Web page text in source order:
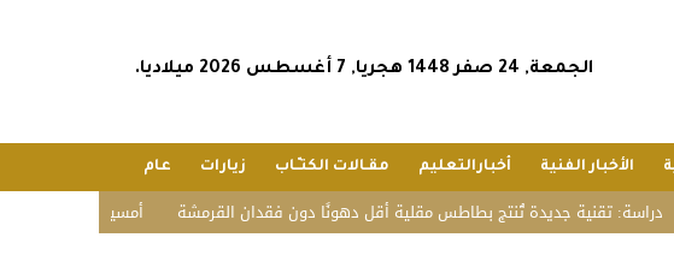
الجمعة, 24 صفر 1448 هجريا, 7 أغسطس 2026 ميلاديا.
الأخبار الفنية أخبارالتعليم مقـالات الكتـّـاب زيارات عام
أمسية حائلية تحتفي تقنية جديدة تُنتج بطاطس مقلية أقل دهونًا دون فقدان القرمشة